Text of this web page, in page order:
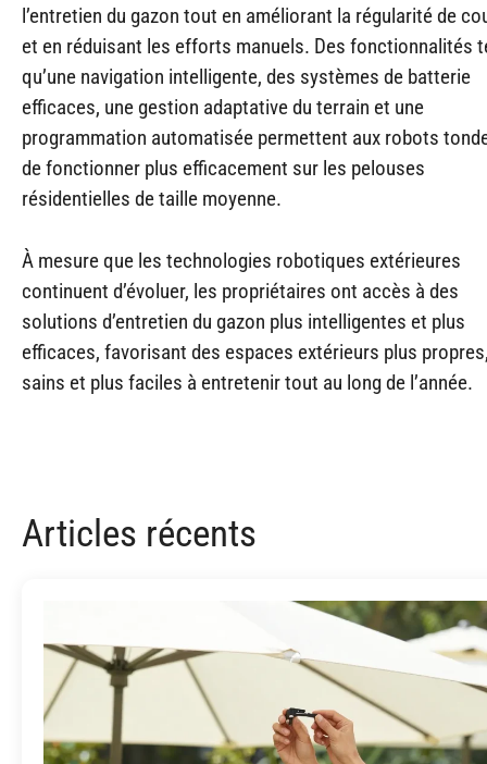
l’entretien du gazon tout en améliorant la régularité de
et en réduisant les efforts manuels. Des fonctionnalités
qu’une navigation intelligente, des systèmes de batterie
efficaces, une gestion adaptative du terrain et une
programmation automatisée permettent aux robots
de fonctionner plus efficacement sur les pelouses
résidentielles de taille moyenne.
À mesure que les technologies robotiques extérieures
continuent d’évoluer, les propriétaires ont accès à des
solutions d’entretien du gazon plus intelligentes et plus
efficaces, favorisant des espaces extérieurs plus
sains et plus faciles à entretenir tout au long de l’année.
Articles récents